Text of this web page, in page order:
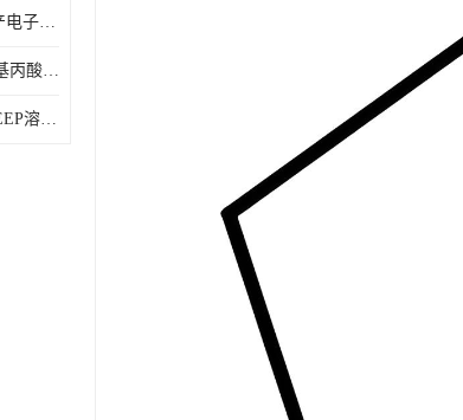
EEP 高纯度电子级 国产电子级EEP
高纯度 用于光阻 乙氧基丙酸乙酯电子级
低金属离子 用于光阻 EEP溶剂电子级